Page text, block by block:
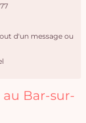
d'un message ou
au Bar-sur-